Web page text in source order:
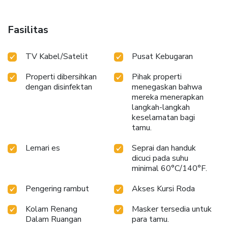
Fasilitas
TV Kabel/Satelit
Pusat Kebugaran
Properti dibersihkan
dengan disinfektan
Pihak properti
menegaskan bahwa
mereka menerapkan
langkah-langkah
keselamatan bagi
tamu.
Lemari es
Seprai dan handuk
dicuci pada suhu
minimal 60°C/140°F.
Pengering rambut
Akses Kursi Roda
Kolam Renang
Dalam Ruangan
Masker tersedia untuk
para tamu.